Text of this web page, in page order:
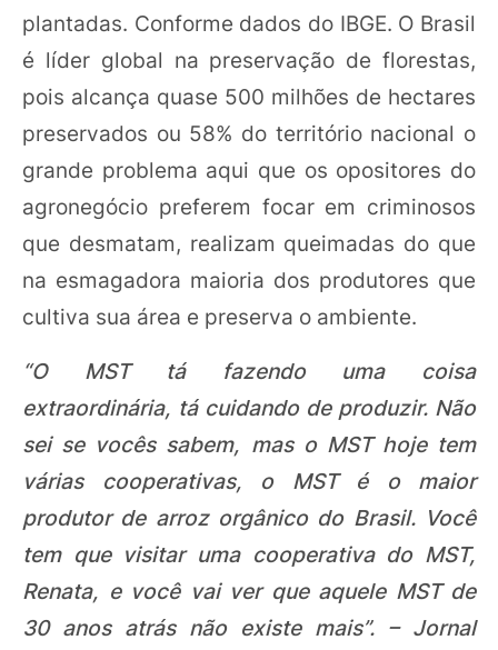
plantadas. Conforme dados do IBGE. O Brasil
é líder global na preservação de florestas,
pois alcança quase 500 milhões de hectares
preservados ou 58% do território nacional o
grande problema aqui que os opositores do
agronegócio preferem focar em criminosos
que desmatam, realizam queimadas do que
na esmagadora maioria dos produtores que
cultiva sua área e preserva o ambiente.
“O MST tá fazendo uma coisa
extraordinária, tá cuidando de produzir. Não
sei se vocês sabem, mas o MST hoje tem
várias cooperativas, o MST é o maior
produtor de arroz orgânico do Brasil. Você
tem que visitar uma cooperativa do MST,
Renata, e você vai ver que aquele MST de
30 anos atrás não existe mais”. – Jornal